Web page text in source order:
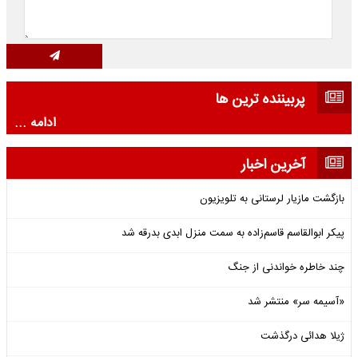
پربیننده ترین ها
ادامه ...
آخرین اخبار
بازگشت مازیار لرستانی به تلویزیون
پیکر ابوالقاسم قاسم‌زاده به سمت منزل ابدی بدرقه شد
چند خاطره خواندنی از جنگ
«آسیمه سر» منتشر شد
ژیلا هدائی درگذشت